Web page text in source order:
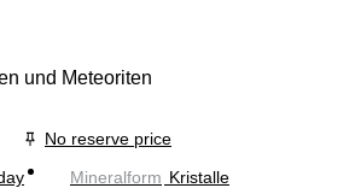
und Meteoriten
No reserve price
Mineralform Kristalle